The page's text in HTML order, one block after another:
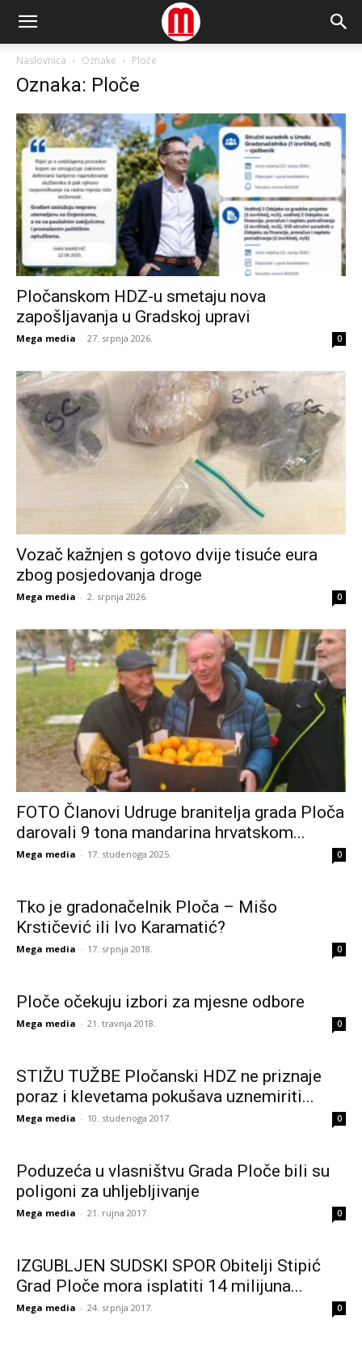
Naslovnica Oznake Ploče
Oznaka: Ploče
Pločanskom HDZ-u smetaju nova
zapošljavanja u Gradskoj upravi
Mega media - 27. srpnja 2026. 0
Vozač kažnjen s gotovo dvije tisuće eura
zbog posjedovanja droge
Mega media - 2. srpnja 2026. 0
FOTO Članovi Udruge branitelja grada Ploča
darovali 9 tona mandarina hrvatskom...
Mega media - 17. studenoga 2025. 0
Tko je gradonačelnik Ploča – Mišo
Krstičević ili Ivo Karamatić?
Mega media - 17. srpnja 2018. 0
Ploče očekuju izbori za mjesne odbore
Mega media - 21. travnja 2018. 0
STIŽU TUŽBE Pločanski HDZ ne priznaje
poraz i klevetama pokušava uznemiriti...
Mega media - 10. studenoga 2017. 0
Poduzeća u vlasništvu Grada Ploče bili su
poligoni za uhljebljivanje
Mega media - 21. rujna 2017. 0
IZGUBLJEN SUDSKI SPOR Obitelji Stipić
Grad Ploče mora isplatiti 14 milijuna...
Mega media - 24. srpnja 2017. 0